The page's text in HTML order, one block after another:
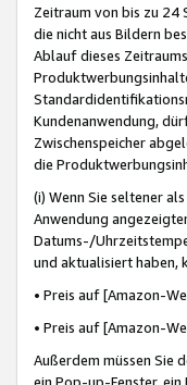
Zeitraum von bis zu 24
die nicht aus Bildern
Ablauf dieses
Kundenanwendung,
Zwischenspeicher
die
(i) Wenn Sie seltener
Anwendung
Datums-/
und aktualisiert haben,
• Preis auf [Amazon-
• Preis auf [Amazon-
Außerdem müssen Sie
ein Pop-up-Fenster,